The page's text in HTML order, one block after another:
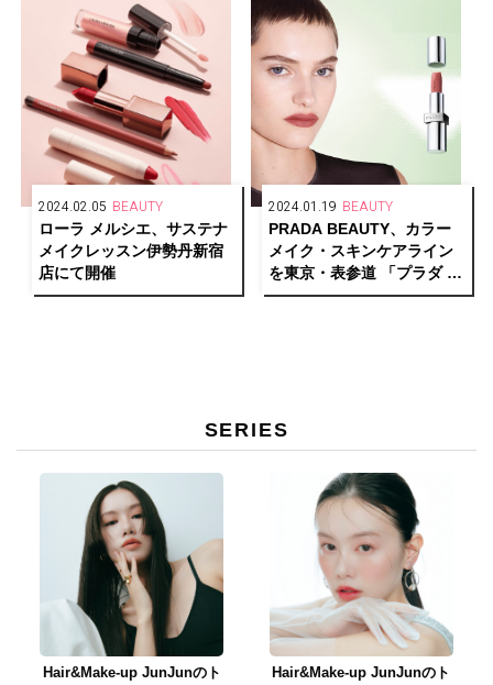
2024.02.05 BEAUTY
ローラ メルシエ、サステナ
メイクレッスン伊勢丹新宿
店にて開催
2024.01.19 BEAUTY
PRADA BEAUTY、カラー
メイク・スキンケアライン
を東京・表参道 「プラダ ビ
ューティ トウキョウ」にて
SERIES
Hair&Make-up JunJunのト
Hair&Make-up JunJunのト